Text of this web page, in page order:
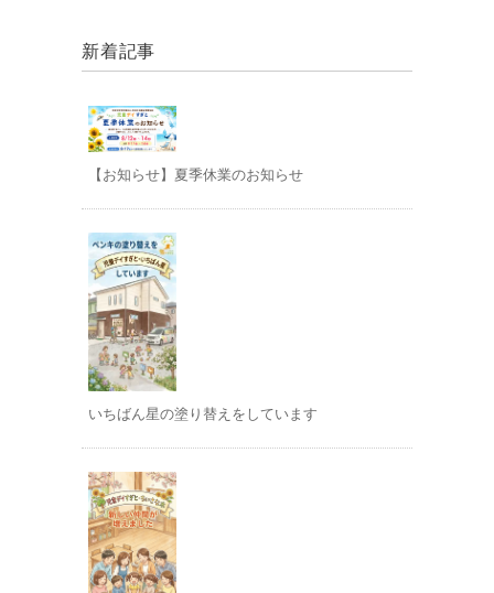
新着記事
【お知らせ】夏季休業のお知らせ
いちばん星の塗り替えをしています